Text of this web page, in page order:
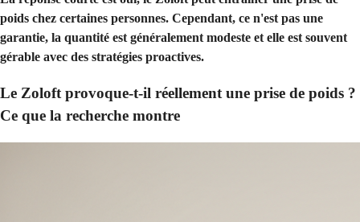
poids chez certaines personnes. Cependant, ce n'est pas une
garantie, la quantité est généralement modeste et elle est souvent
gérable avec des stratégies proactives.
Le Zoloft provoque-t-il réellement une prise de poids ?
Ce que la recherche montre